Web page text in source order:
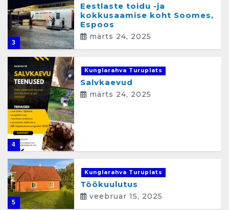
3
Eestlaste toidu -ja
kokkusaamise koht Soomes,
Espoos
märts 24, 2025
4
Kunglarahva Turuplats
Salvkaevud
märts 24, 2025
5
Kunglarahva Turuplats
Töökuulutus
veebruar 15, 2025